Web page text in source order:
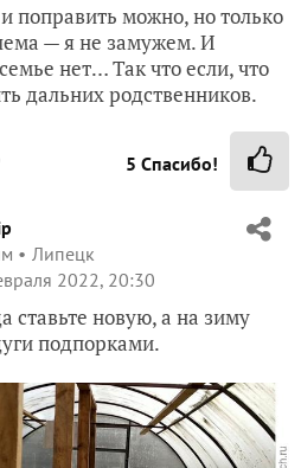
поправить можно, но только
— я не замужем. И
нет… Так что если, что
дальних родственников.
5 Спасибо!
Липецк
2022, 20:30
ставьте новую, а на зиму
подпорками.